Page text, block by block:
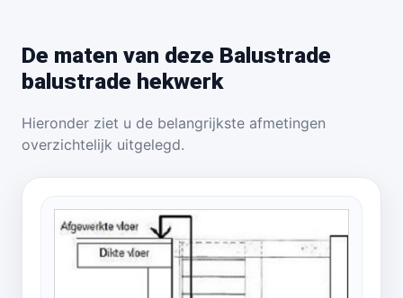
De maten van deze Balustrade
balustrade hekwerk
Hieronder ziet u de belangrijkste afmetingen
overzichtelijk uitgelegd.